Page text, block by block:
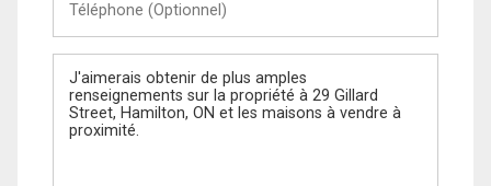
(Optionnel)
Message